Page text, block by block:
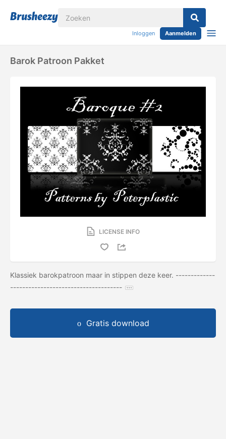
Inloggen Aanmelden
Barok Patroon Pakket
LICENSE INFO
Klassiek barokpatroon maar in stippen deze keer. -------------
-------------------------------------
Gratis download